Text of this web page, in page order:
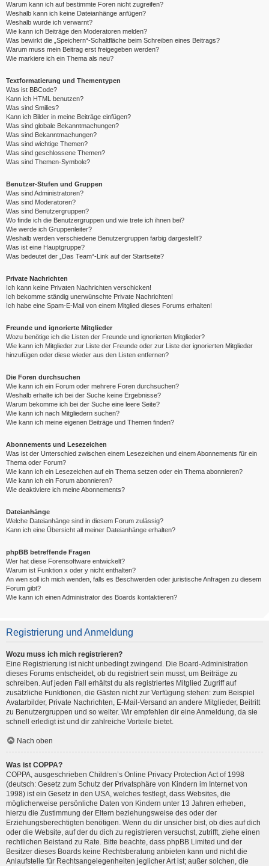
Warum kann ich auf bestimmte Foren nicht zugreifen?
Weshalb kann ich keine Dateianhänge anfügen?
Weshalb wurde ich verwarnt?
Wie kann ich Beiträge den Moderatoren melden?
Was bewirkt die „Speichern“-Schaltfläche beim Schreiben eines Beitrags?
Warum muss mein Beitrag erst freigegeben werden?
Wie markiere ich ein Thema als neu?
Textformatierung und Thementypen
Was ist BBCode?
Kann ich HTML benutzen?
Was sind Smilies?
Kann ich Bilder in meine Beiträge einfügen?
Was sind globale Bekanntmachungen?
Was sind Bekanntmachungen?
Was sind wichtige Themen?
Was sind geschlossene Themen?
Was sind Themen-Symbole?
Benutzer-Stufen und Gruppen
Was sind Administratoren?
Was sind Moderatoren?
Was sind Benutzergruppen?
Wo finde ich die Benutzergruppen und wie trete ich ihnen bei?
Wie werde ich Gruppenleiter?
Weshalb werden verschiedene Benutzergruppen farbig dargestellt?
Was ist eine Hauptgruppe?
Was bedeutet der „Das Team“-Link auf der Startseite?
Private Nachrichten
Ich kann keine Privaten Nachrichten verschicken!
Ich bekomme ständig unerwünschte Private Nachrichten!
Ich habe eine Spam-E-Mail von einem Mitglied dieses Forums erhalten!
Freunde und ignorierte Mitglieder
Wozu benötige ich die Listen der Freunde und ignorierten Mitglieder?
Wie kann ich Mitglieder zur Liste der Freunde oder zur Liste der ignorierten Mitglieder
hinzufügen oder diese wieder aus den Listen entfernen?
Die Foren durchsuchen
Wie kann ich ein Forum oder mehrere Foren durchsuchen?
Weshalb erhalte ich bei der Suche keine Ergebnisse?
Warum bekomme ich bei der Suche eine leere Seite?
Wie kann ich nach Mitgliedern suchen?
Wie kann ich meine eigenen Beiträge und Themen finden?
Abonnements und Lesezeichen
Was ist der Unterschied zwischen einem Lesezeichen und einem Abonnements für ein
Thema oder Forum?
Wie kann ich ein Lesezeichen auf ein Thema setzen oder ein Thema abonnieren?
Wie kann ich ein Forum abonnieren?
Wie deaktiviere ich meine Abonnements?
Dateianhänge
Welche Dateianhänge sind in diesem Forum zulässig?
Kann ich eine Übersicht all meiner Dateianhänge erhalten?
phpBB betreffende Fragen
Wer hat diese Forensoftware entwickelt?
Warum ist Funktion x oder y nicht enthalten?
An wen soll ich mich wenden, falls es Beschwerden oder juristische Anfragen zu diesem
Forum gibt?
Wie kann ich einen Administrator des Boards kontaktieren?
Registrierung und Anmeldung
Wozu muss ich mich registrieren?
Eine Registrierung ist nicht unbedingt zwingend. Die Board-Administration
dieses Forums entscheidet, ob du registriert sein musst, um Beiträge zu
schreiben. Auf jeden Fall erhältst du als registriertes Mitglied Zugriff auf
zusätzliche Funktionen, die Gästen nicht zur Verfügung stehen: zum Beispiel
Avatarbilder, Private Nachrichten, E-Mail-Versand an andere Mitglieder, Beitritt
zu Benutzergruppen und so weiter. Wir empfehlen dir eine Anmeldung, da sie
schnell erledigt ist und dir zahlreiche Vorteile bietet.
Nach oben
Was ist COPPA?
COPPA, ausgeschrieben Children’s Online Privacy Protection Act of 1998
(deutsch: Gesetz zum Schutz der Privatsphäre von Kindern im Internet von
1998) ist ein Gesetz in den USA, welches festlegt, dass Websites, die
möglicherweise persönliche Daten von Kindern unter 13 Jahren erheben,
hierzu die Zustimmung der Eltern beziehungsweise des oder der
Erziehungsberechtigten benötigen. Wenn du dir unsicher bist, ob dies auf dich
oder die Website, auf der du dich zu registrieren versuchst, zutrifft, ziehe einen
rechtlichen Beistand zu Rate. Bitte beachte, dass phpBB Limited und der
Besitzer dieses Boards keine Rechtsberatung anbieten kann und nicht die
Anlaufstelle für Rechtsangelegenheiten jeglicher Art ist; außer solchen, die